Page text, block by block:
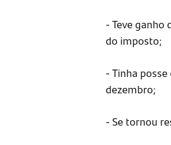
- Teve ganho
do imposto;
- Tinha
dezembro;
- Se tornou